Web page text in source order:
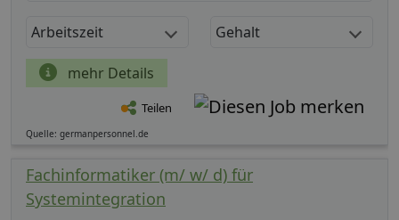
Arbeitszeit Gehalt
mehr Details
Teilen
Quelle: germanpersonnel.de
Fachinformatiker (m/ w/ d) für
Systemintegration